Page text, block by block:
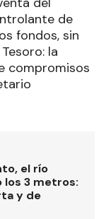
de
fondos, sin
la
compromisos
el río
los 3 metros:
y de